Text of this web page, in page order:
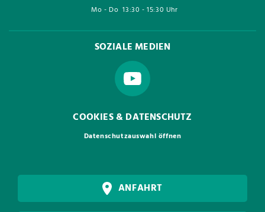
Mo - Do 13:30 - 15:30 Uhr
SOZIALE MEDIEN
COOKIES & DATENSCHUTZ
Datenschutzauswahl öffnen
ANFAHRT